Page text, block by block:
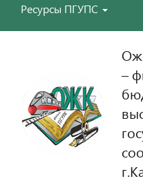
Ресурсы ПГУПС
–